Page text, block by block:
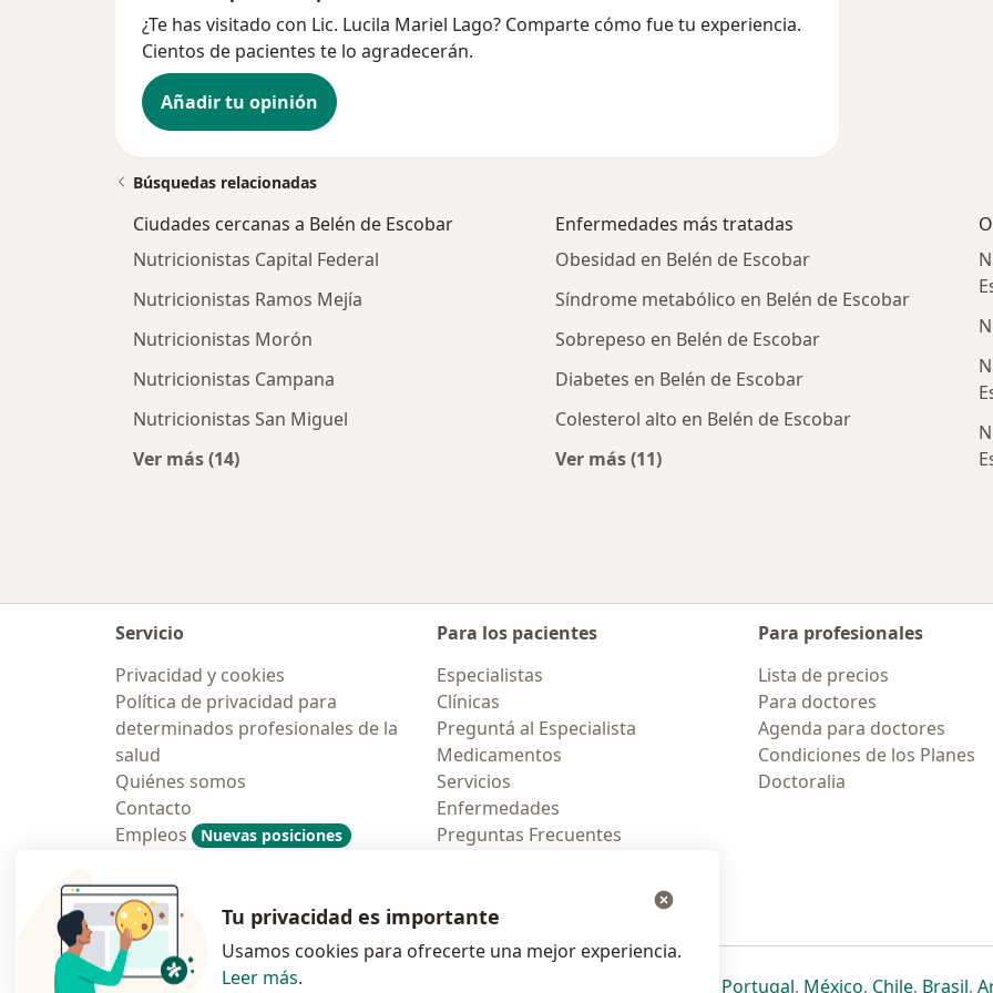
¿Te has visitado con Lic. Lucila Mariel Lago? Comparte cómo fue tu experiencia.
Cientos de pacientes te lo agradecerán.
Añadir tu opinión
Búsquedas relacionadas
Ciudades cercanas a Belén de Escobar
Nutricionistas Capital Federal
Nutricionistas Ramos Mejía
Nutricionistas Morón
Nutricionistas Campana
Nutricionistas San Miguel
Ver más (14)
Enfermedades más tratadas
Obesidad en Belén de Escobar
Síndrome metabólico en Belén de Escobar
Sobrepeso en Belén de Escobar
Diabetes en Belén de Escobar
Colesterol alto en Belén de Escobar
Ver más (11)
Servicio
Privacidad y cookies
Política de privacidad para
determinados profesionales de la
salud
Quiénes somos
Contacto
Empleos
Nuevas posiciones
Contratación
Para los pacientes
Especialistas
Clínicas
Preguntá al Especialista
Medicamentos
Servicios
Enfermedades
Preguntas Frecuentes
Para profesionales
Lista de precios
Para doctores
Agenda para doctores
Condiciones de los Planes
Doctoralia
Polska se abre en una nueva pestaña
se abre en una nueva pestaña
se abre en una nueva pestaña
se abre en una nueva pestaña
Portugalse abre en una nueva
, Méxicose abre en una
, Chilese abre
, Brasilse
,
Tu privacidad es importante
Usamos cookies para ofrecerte una mejor experiencia.
Leer más.